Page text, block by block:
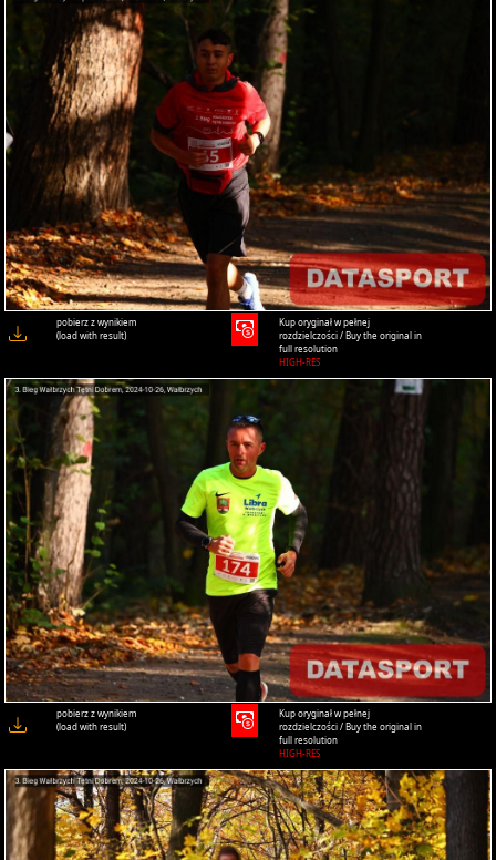
pobierz z wynikiem
(load with result)
Kup oryginał w pełnej
rozdzielczości / Buy the original in
full resolution
HIGH-RES
pobierz z wynikiem
(load with result)
Kup oryginał w pełnej
rozdzielczości / Buy the original in
full resolution
HIGH-RES